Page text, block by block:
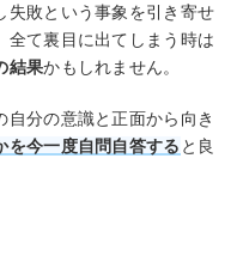
失敗という事象を引き寄せ
全て裏目に出てしまう時は
結果かもしれません。
分の意識と正面から向き
を今一度自問自答する と良